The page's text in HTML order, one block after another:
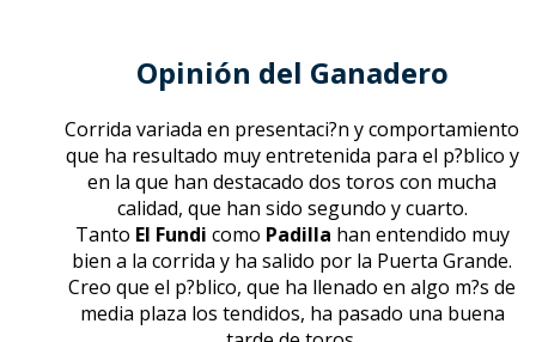
Opinión del Ganadero
Corrida variada en presentaci?n y comportamiento
que ha resultado muy entretenida para el p?blico y
en la que han destacado dos toros con mucha
calidad, que han sido segundo y cuarto.
Tanto El Fundi como Padilla han entendido muy
bien a la corrida y ha salido por la Puerta Grande.
Creo que el p?blico, que ha llenado en algo m?s de
media plaza los tendidos, ha pasado una buena